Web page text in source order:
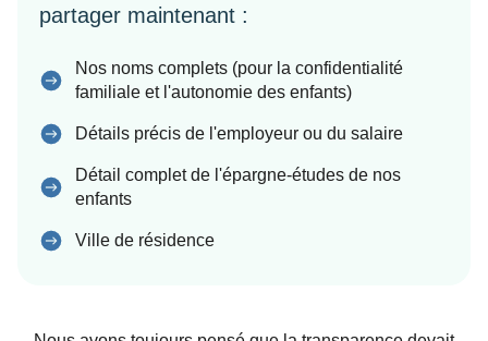
partager maintenant :
Nos noms complets (pour la confidentialité
familiale et l'autonomie des enfants)
Détails précis de l'employeur ou du salaire
Détail complet de l'épargne-études de nos
enfants
Ville de résidence